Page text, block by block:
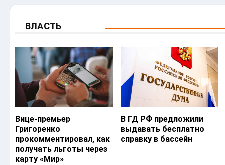
ВЛАСТЬ
Вице-премьер
Григоренко
прокомментировал, как
получать льготы через
карту «Мир»
В ГД РФ предложили
выдавать бесплатно
справку в бассейн